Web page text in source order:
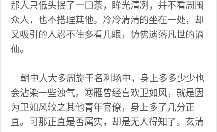
那人只低头抿了一口茶，眸光清冽，并不看周围
众人，也不搭理其他。冷冷清清的坐在一处，却
又吸引的人忍不住多看几眼，仿佛遗落凡世的谪
仙。
朝中人大多周旋于名利场中，身上多多少少也
会沾染一些浊气。寒雁曾经喜欢卫如风，就是因
为卫如风较之其他青年官僚，身上多了几分正
直。可那正直是否属实，却是无人得知了。玄清